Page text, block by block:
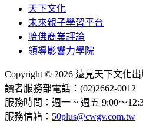
天下文化
未來親子學習平台
哈佛商業評論
領導影響力學院
Copyright © 2026 遠見天下文化
讀者服務部電話：(02)2662-0012
服務時間：週一 ~ 週五 9:00～
服務信箱： 50plus@cwgv.com.tw